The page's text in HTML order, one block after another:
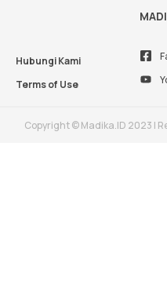
Hubungi Kami
Terms of Use
Copyright © Madika.ID 2023 |